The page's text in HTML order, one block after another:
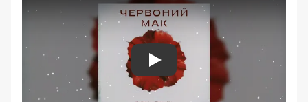
Play